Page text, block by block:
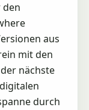
den
aus
mit den
nächste
durch